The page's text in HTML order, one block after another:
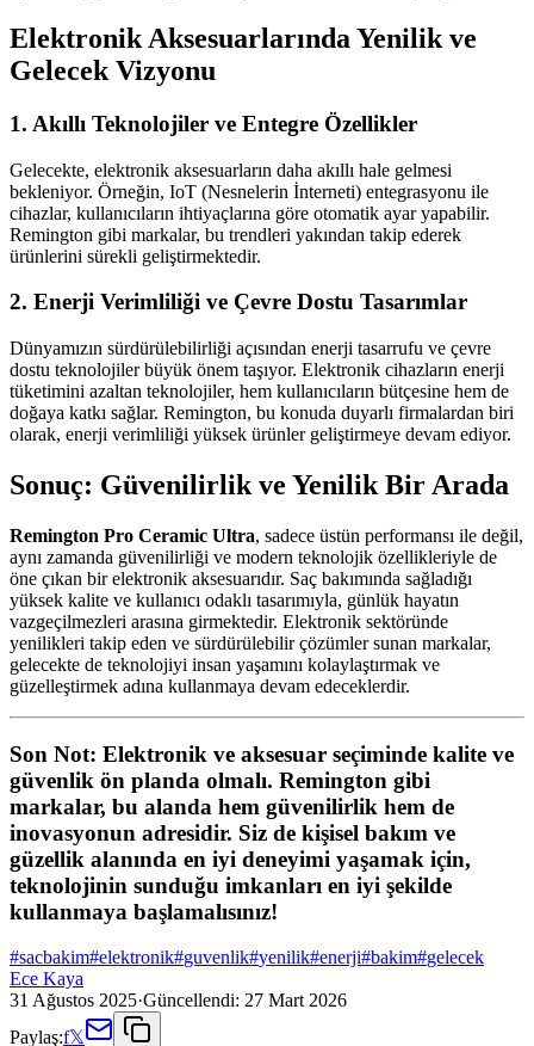
Elektronik Aksesuarlarında Yenilik ve
Gelecek Vizyonu
1. Akıllı Teknolojiler ve Entegre Özellikler
Gelecekte, elektronik aksesuarların daha akıllı hale gelmesi
bekleniyor. Örneğin, IoT (Nesnelerin İnterneti) entegrasyonu ile
cihazlar, kullanıcıların ihtiyaçlarına göre otomatik ayar yapabilir.
Remington gibi markalar, bu trendleri yakından takip ederek
ürünlerini sürekli geliştirmektedir.
2. Enerji Verimliliği ve Çevre Dostu Tasarımlar
Dünyamızın sürdürülebilirliği açısından enerji tasarrufu ve çevre
dostu teknolojiler büyük önem taşıyor. Elektronik cihazların enerji
tüketimini azaltan teknolojiler, hem kullanıcıların bütçesine hem de
doğaya katkı sağlar. Remington, bu konuda duyarlı firmalardan biri
olarak, enerji verimliliği yüksek ürünler geliştirmeye devam ediyor.
Sonuç: Güvenilirlik ve Yenilik Bir Arada
Remington Pro Ceramic Ultra, sadece üstün performansı ile değil,
aynı zamanda güvenilirliği ve modern teknolojik özellikleriyle de
öne çıkan bir elektronik aksesuarıdır. Saç bakımında sağladığı
yüksek kalite ve kullanıcı odaklı tasarımıyla, günlük hayatın
vazgeçilmezleri arasına girmektedir. Elektronik sektöründe
yenilikleri takip eden ve sürdürülebilir çözümler sunan markalar,
gelecekte de teknolojiyi insan yaşamını kolaylaştırmak ve
güzelleştirmek adına kullanmaya devam edeceklerdir.
Son Not: Elektronik ve aksesuar seçiminde kalite ve
güvenlik ön planda olmalı. Remington gibi
markalar, bu alanda hem güvenilirlik hem de
inovasyonun adresidir. Siz de kişisel bakım ve
güzellik alanında en iyi deneyimi yaşamak için,
teknolojinin sunduğu imkanları en iyi şekilde
kullanmaya başlamalısınız!
#sacbakim#elektronik#guvenlik#yenilik#enerji#bakim#gelecek
Ece Kaya
31 Ağustos 2025·Güncellendi: 27 Mart 2026
Paylaş:f𝕏